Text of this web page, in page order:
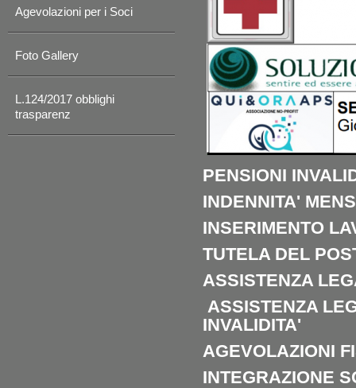
Agevolazioni per i Soci
Foto Gallery
L.124/2017 obblighi
trasparenz
PENSIONI
INDENNITA'
INSERIMENTO
TUTELA DEL
ASSISTENZA
ASSISTENZA
INVALIDITA'
AGEVOLAZIONI
INTEGRAZIONE